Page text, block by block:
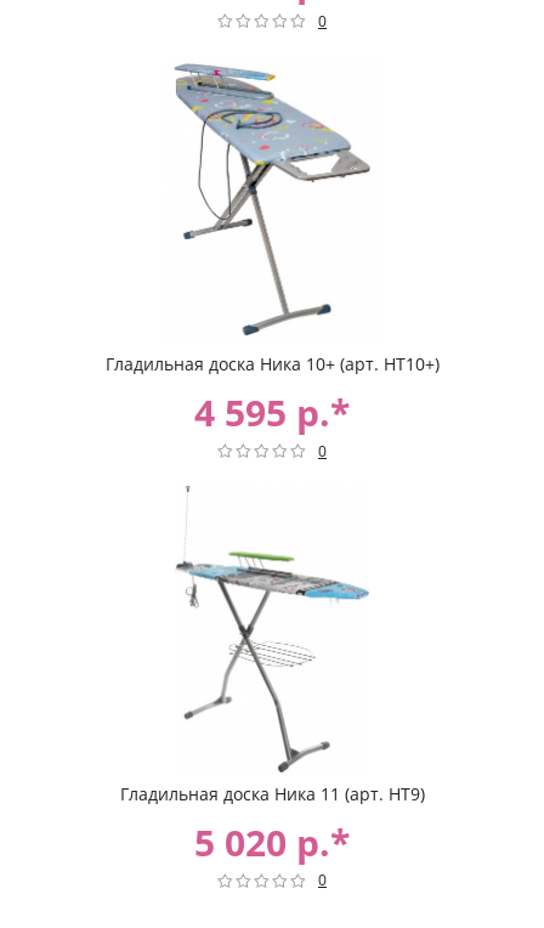
0
Гладильная доска Ника 10+ (арт. НТ10+)
4 595 р.*
0
Гладильная доска Ника 11 (арт. НТ9)
5 020 р.*
0